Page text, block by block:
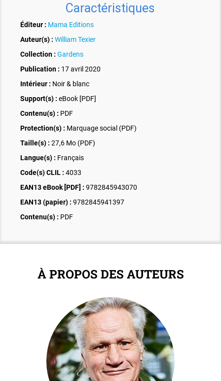
Caractéristiques
Éditeur : Mama Editions
Auteur(s) : William Texier
Collection : Gardens
Publication : 17 avril 2020
Intérieur : Noir & blanc
Support(s) : eBook [PDF]
Contenu(s) : PDF
Protection(s) : Marquage social (PDF)
Taille(s) : 27,6 Mo (PDF)
Langue(s) : Français
Code(s) CLIL : 4033
EAN13 eBook [PDF] : 9782845943070
EAN13 (papier) : 9782845941397
Contenu(s) : PDF
À PROPOS DES AUTEURS